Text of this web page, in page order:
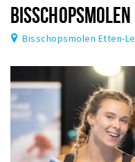
Bisschopsmolen Etten-